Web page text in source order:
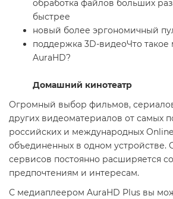
обработка файлов больших
быстрее
новый более эргономичный
поддержка 3D-видеоЧто
AuraHD?
Домашний кинотеатр
Огромный выбор фильмов,
других видеоматериалов от самых
российских и международных
объединенных в одном устройстве.
сервисов постоянно расширяется
предпочтениям и интересам.
С медиаплеером AuraHD Plus вы